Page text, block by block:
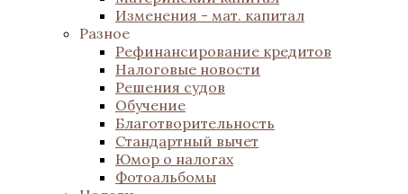
Изменения - мат. капитал
Разное
Рефинансирование кредитов
Налоговые новости
Решения судов
Обучение
Благотворительность
Стандартный вычет
Юмор о налогах
Фотоальбомы